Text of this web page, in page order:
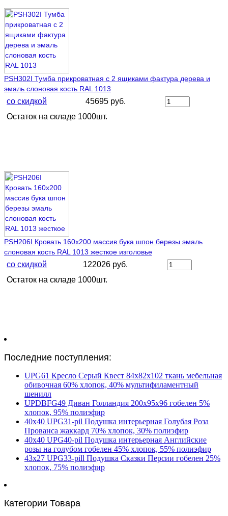
PSH302I Тумба прикроватная c 2 ящиками фактура дерева и
эмаль слоновая кость RAL 1013
со скидкой
45695 руб.
Остаток на складе 1000шт.
PSH206I Кровать 160х200 массив бука шпон березы эмаль
слоновая кость RAL 1013 жесткое изголовье
со скидкой
122026 руб.
Остаток на складе 1000шт.
Последние поступления:
UPG61 Кресло Серый Квест 84х82х102 ткань мебельная
обивочная 60% хлопок, 40% мультифиламентный
шенилл
UPDBFG49 Диван Голландия 200х95х96 гобелен 5%
хлопок, 95% полиэфир
40х40 UPG31-pil Подушка интерьерная Голубая Роза
Прованса жаккард 70% хлопок, 30% полиэфир
40х40 UPG40-pil Подушка интерьерная Английские
розы на голубом гобелен 45% хлопок, 55% полиэфир
43х27 UPG33-pill Подушка Сказки Персии гобелен 25%
хлопок, 75% полиэфир
Категории Товара